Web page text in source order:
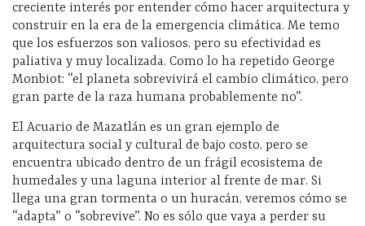
creciente interés por entender cómo hacer arquitectura y
construir en la era de la emergencia climática. Me temo
que los esfuerzos son valiosos, pero su efectividad es
paliativa y muy localizada. Como lo ha repetido George
Monbiot: “el planeta sobrevivirá el cambio climático, pero
gran parte de la raza humana probablemente no”.
El Acuario de Mazatlán es un gran ejemplo de
arquitectura social y cultural de bajo costo, pero se
encuentra ubicado dentro de un frágil ecosistema de
humedales y una laguna interior al frente de mar. Si
llega una gran tormenta o un huracán, veremos cómo se
“adapta” o “sobrevive”. No es sólo que vaya a perder su